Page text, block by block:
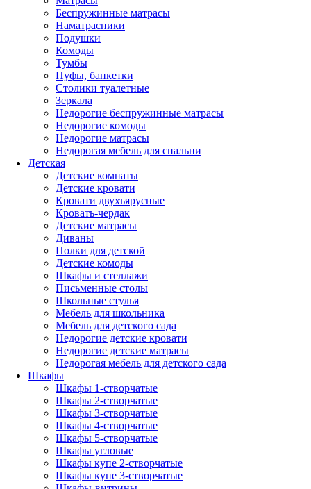
Беспружинные матрасы
Наматрасники
Подушки
Комоды
Тумбы
Пуфы, банкетки
Столики туалетные
Зеркала
Недорогие беспружинные матрасы
Недорогие комоды
Недорогие матрасы
Недорогая мебель для спальни
Детская
Детские комнаты
Детские кровати
Кровати двухъярусные
Кровать-чердак
Детские матрасы
Диваны
Полки для детской
Детские комоды
Шкафы и стеллажи
Письменные столы
Школьные стулья
Мебель для школьника
Мебель для детского сада
Недорогие детские кровати
Недорогие детские матрасы
Недорогая мебель для детского сада
Шкафы
Шкафы 1-створчатые
Шкафы 2-створчатые
Шкафы 3-створчатые
Шкафы 4-створчатые
Шкафы 5-створчатые
Шкафы угловые
Шкафы купе 2-створчатые
Шкафы купе 3-створчатые